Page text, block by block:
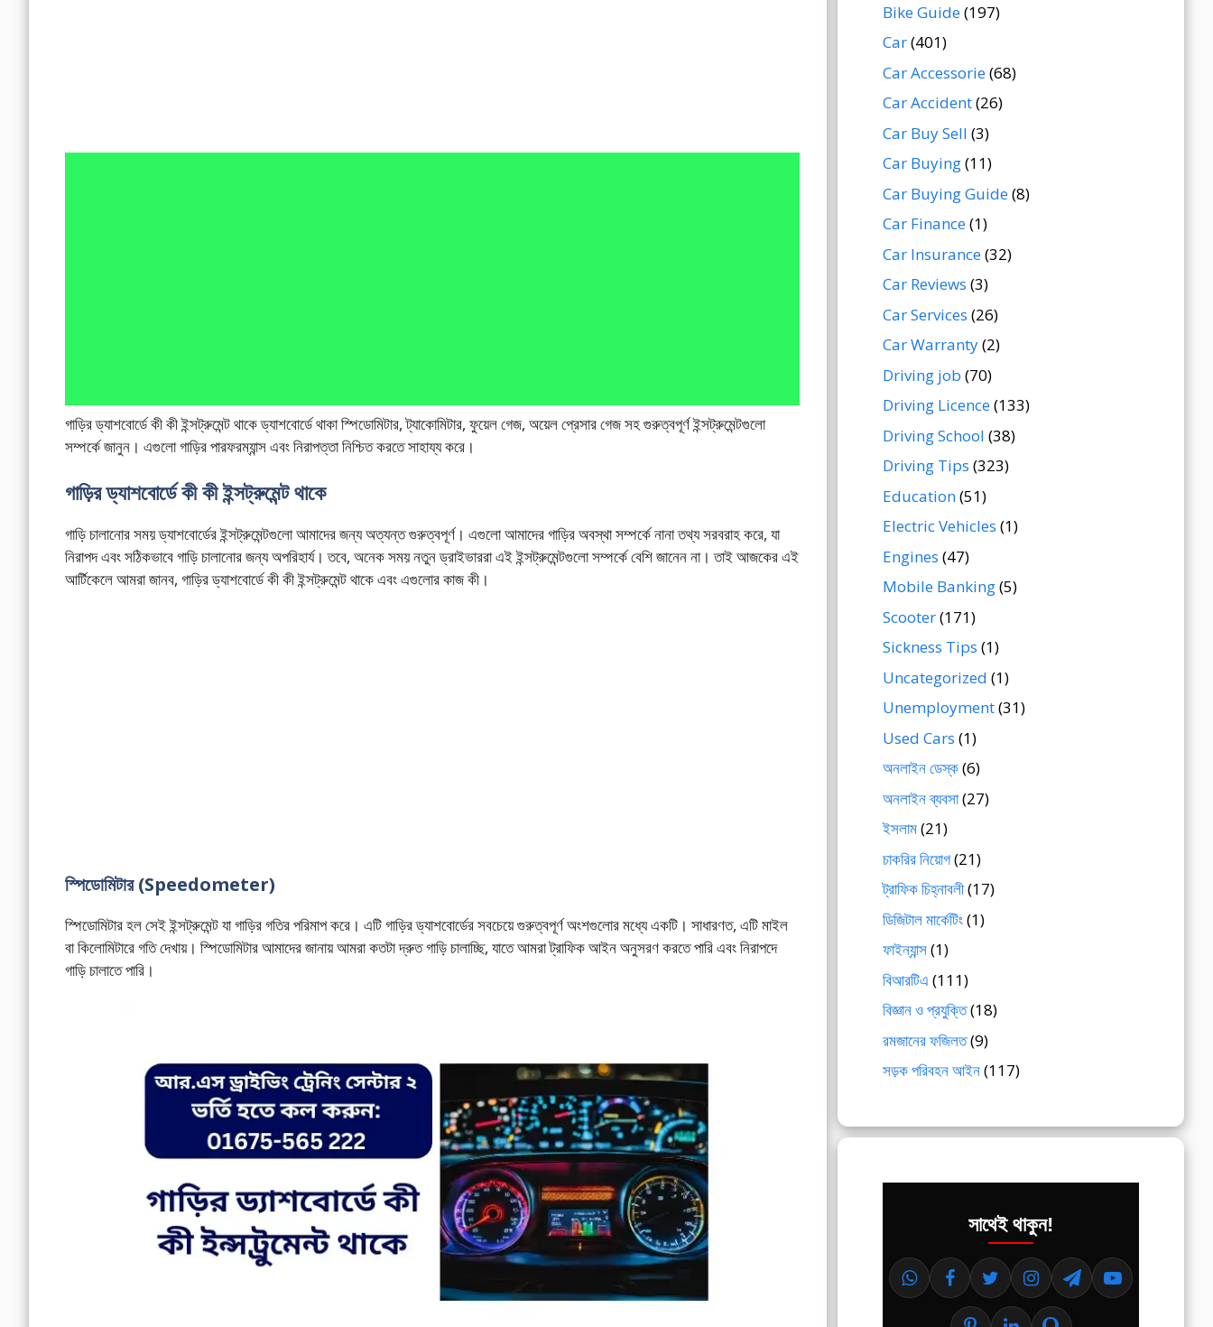
গাড়ির ড্যাশবোর্ডে কী কী ইন্সট্রুমেন্ট থাকে ড্যাশবোর্ডে থাকা স্পিডোমিটার, ট্যাকোমিটার, ফুয়েল গেজ, অয়েল প্রেসার গেজ সহ গুরুত্বপূর্ণ ইন্সট্রুমেন্টগুলো
সম্পর্কে জানুন। এগুলো গাড়ির পারফরম্যান্স এবং নিরাপত্তা নিশ্চিত করতে সাহায্য করে।
গাড়ির ড্যাশবোর্ডে কী কী ইন্সট্রুমেন্ট থাকে
গাড়ি চালানোর সময় ড্যাশবোর্ডের ইন্সট্রুমেন্টগুলো আমাদের জন্য অত্যন্ত গুরুত্বপূর্ণ। এগুলো আমাদের গাড়ির অবস্থা সম্পর্কে নানা তথ্য সরবরাহ করে, যা
নিরাপদ এবং সঠিকভাবে গাড়ি চালানোর জন্য অপরিহার্য। তবে, অনেক সময় নতুন ড্রাইভাররা এই ইন্সট্রুমেন্টগুলো সম্পর্কে বেশি জানেন না। তাই আজকের এই
আর্টিকেলে আমরা জানব, গাড়ির ড্যাশবোর্ডে কী কী ইন্সট্রুমেন্ট থাকে এবং এগুলোর কাজ কী।
স্পিডোমিটার (Speedometer)
স্পিডোমিটার হল সেই ইন্সট্রুমেন্ট যা গাড়ির গতির পরিমাপ করে। এটি গাড়ির ড্যাশবোর্ডের সবচেয়ে গুরুত্বপূর্ণ অংশগুলোর মধ্যে একটি। সাধারণত, এটি মাইল
বা কিলোমিটারে গতি দেখায়। স্পিডোমিটার আমাদের জানায় আমরা কতটা দ্রুত গাড়ি চালাচ্ছি, যাতে আমরা ট্রাফিক আইন অনুসরণ করতে পারি এবং নিরাপদে
গাড়ি চালাতে পারি।
Bike Guide(197)
Car(401)
Car Accessorie(68)
Car Accident(26)
Car Buy Sell (3)
Car Buying(11)
Car Buying Guide(8)
Car Finance(1)
Car Insurance(32)
Car Reviews (3)
Car Services (26)
Car Warranty(2)
Driving job (70)
Driving Licence(133)
Driving School (38)
Driving Tips (323)
Education(51)
Electric Vehicles (1)
Engines (47)
Mobile Banking(5)
Scooter(171)
Sickness Tips (1)
Uncategorized (1)
Unemployment(31)
Used Cars (1)
অনলাইন ডেস্ক(6)
অনলাইন ব্যবসা(27)
ইসলাম(21)
চাকরির নিয়োগ(21)
ট্রাফিক চিহ্নাবলী(17)
ডিজিটাল মার্কেটিং(1)
ফাইন্যান্স(1)
বিআরটিএ (111)
বিজ্ঞান ও প্রযুক্তি(18)
রমজানের ফজিলত(9)
সড়ক পরিবহন আইন(117)
সাথেই থাকুন!